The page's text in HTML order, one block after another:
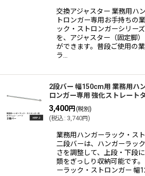
交換アジャスター 業務用ハ
トロンガー専用お手持ちの
ック・ストロンガーシリー
を、アジャスター（固定脚
ができます。普段ご使用の
ラ…
2段バー 幅150cm用 業務用ハ
ロンガー専用 強化ストレート
3,400円 (税別)
(税込 : 3,740円)
業務用ハンガーラック・ス
二段バーは、ハンガーラッ
さを調整して、上段・下段
類をぎっしり収納可能です
ーラック・ストロンガー 幅